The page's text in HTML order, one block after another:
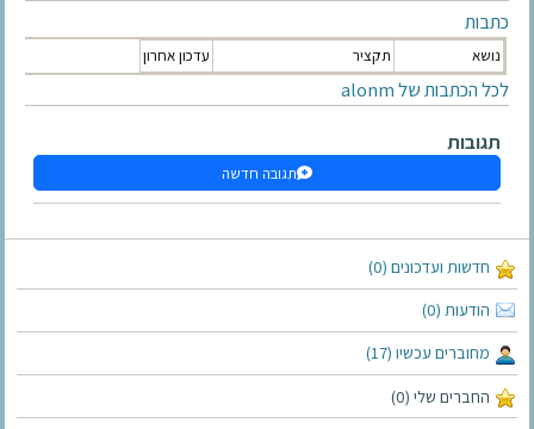
חדשות ועדכונים (0)
הודעות (0)
מחוברים עכשיו (17)
החברים שלי (0)
כתבות
נושא תקציר עדכון אחרון
לכל הכתבות של alonm
תגובות
תגובה חדשה